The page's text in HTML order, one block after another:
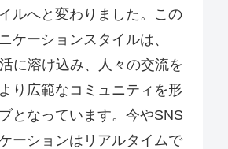
ルへと変わりました。この
ケーションスタイルは、
に溶け込み、人々の交流を
り広範なコミュニティを形
となっています。今やSNS
ーションはリアルタイムで